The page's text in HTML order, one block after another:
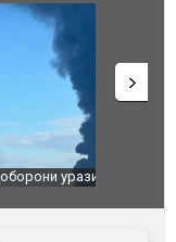
НПЗ:
Неймар